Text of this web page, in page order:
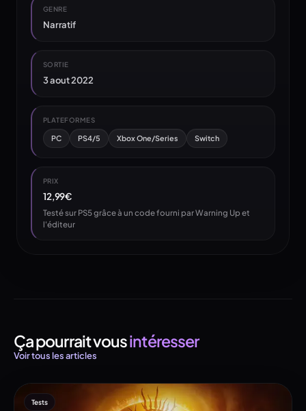
GENRE
Narratif
SORTIE
3 aout 2022
PLATEFORMES
PC PS4/5 Xbox One/Series Switch
PRIX
12,99€
Testé sur PS5 grâce à un code fourni par Warning Up et
l'éditeur
Ça pourrait vousintéresser
Voir tous les articles
Tests